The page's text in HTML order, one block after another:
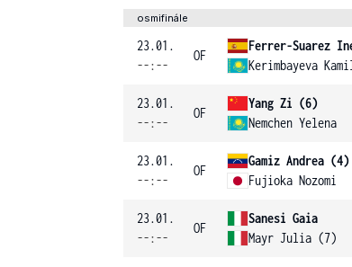
osmifinále
23.01.
--:--
OF
Ferrer-Suarez
Kerimbayeva
23.01.
--:--
OF
Yang Zi (6)
Nemchen Yelena
23.01.
--:--
OF
Gamiz Andrea (4)
Fujioka Nozomi
23.01.
--:--
OF
Sanesi Gaia
Mayr Julia (7)